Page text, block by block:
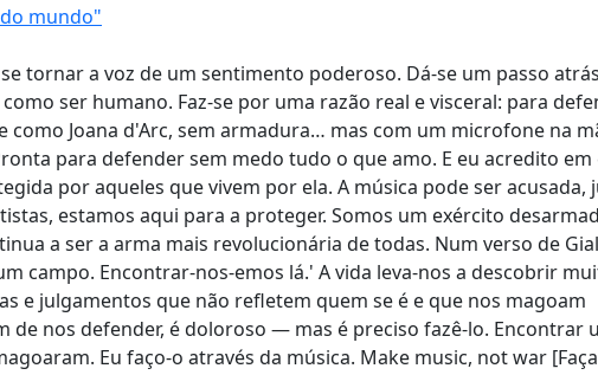
mundo"
tornar a voz de um sentimento poderoso. Dá-se um passo
ser humano. Faz-se por uma razão real e visceral: para
Joana d'Arc, sem armadura… mas com um microfone na
para defender sem medo tudo o que amo. E eu acredito em
por aqueles que vivem por ela. A música pode ser acusada,
estamos aqui para a proteger. Somos um exército
a ser a arma mais revolucionária de todas. Num verso de
campo. Encontrar-nos-emos lá.' A vida leva-nos a descobrir
e julgamentos que não refletem quem se é e que nos magoam
de nos defender, é doloroso — mas é preciso fazê-lo. Encontrar
Eu faço-o através da música. Make music, not war